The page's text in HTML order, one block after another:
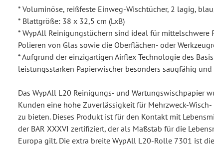
* Voluminöse, reißfeste Einweg-Wischtücher, 2 lagig,
* Blattgröße: 38 x 32,5 cm (LxB)
* WypAll Reinigungstüchern sind ideal für mittelschwere
Polieren von Glas sowie die Oberflächen- oder
* Aufgrund der einzigartigen Airflex Technologie des
leistungsstarken Papierwischer besonders saugfähig
Das WypAll L20 Reinigungs- und Wartungswischpapier
Kunden eine hohe Zuverlässigkeit für Mehrzweck-
zu bieten. Dieses Produkt ist für den Kontakt mit
der BAR XXXVI zertifiziert, der als Maßstab für die
Europa gilt. Die extra breite WypAll L20-Rolle 7301 ist